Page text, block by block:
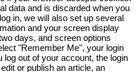
data and is discarded when you
in, we will also set up several
and your screen display
days, and screen options
"Remember Me", your login
out of your account, the login
or publish an article, an